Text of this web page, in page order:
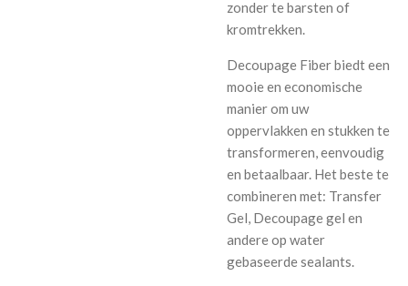
zonder te barsten of
kromtrekken.
Decoupage Fiber biedt een
mooie en economische
manier om uw
oppervlakken en stukken te
transformeren, eenvoudig
en betaalbaar. Het beste te
combineren met: Transfer
Gel, Decoupage gel en
andere op water
gebaseerde sealants.